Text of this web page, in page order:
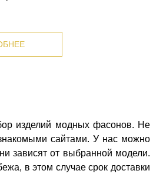
изделий модных фасонов. Не
сайтами. У нас можно
зависят от выбранной модели.
в этом случае срок доставки